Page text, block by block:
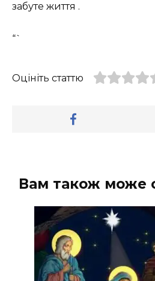
забуте життя ️.
“`
Оцініть статтю
Вам також може